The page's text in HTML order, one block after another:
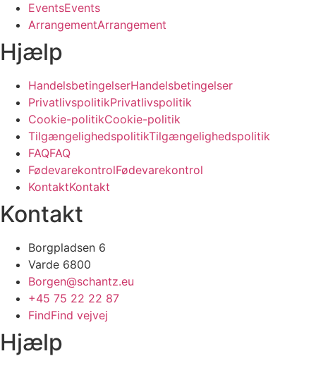
EventsEvents
ArrangementArrangement
Hjælp
HandelsbetingelserHandelsbetingelser
PrivatlivspolitikPrivatlivspolitik
Cookie-politikCookie-politik
TilgængelighedspolitikTilgængelighedspolitik
FAQFAQ
FødevarekontrolFødevarekontrol
KontaktKontakt
Kontakt
Borgpladsen 6
Varde 6800
Borgen@schantz.eu
+45 75 22 22 87
FindFind vejvej
Hjælp